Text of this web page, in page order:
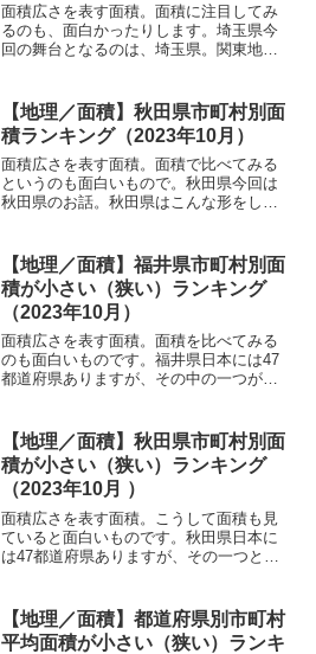
面積広さを表す面積。面積に注目してみ
るのも、面白かったりします。埼玉県今
回の舞台となるのは、埼玉県。関東地方
野県、南側では山梨県と東京都に隣接し
ており、東では千葉県と接す...
【地理／面積】秋田県市町村別面
積ランキング（2023年10月）
面積広さを表す面積。面積で比べてみる
というのも面白いもので。秋田県今回は
秋田県のお話。秋田県はこんな形をして
東には岩手県、南では山形県と宮城県と
も接している県となってい...
【地理／面積】福井県市町村別面
積が小さい（狭い）ランキング
（2023年10月）
面積広さを表す面積。面積を比べてみる
のも面白いものです。福井県日本には47
都道府県ありますが、その中の一つが福
すね。福井県は北陸地方にある県となっ
ています。福井県の北東...
【地理／面積】秋田県市町村別面
積が小さい（狭い）ランキング
（2023年10月 ）
面積広さを表す面積。こうして面積も見
ていると面白いものです。秋田県日本に
は47都道府県ありますが、その一つとな
です。県の形としてはこうした形。縦に
長いようなところが特徴...
【地理／面積】都道府県別市町村
平均面積が小さい（狭い）ランキ